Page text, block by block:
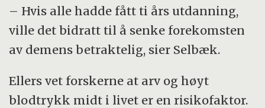
– Hvis alle hadde fått ti års utdanning,
ville det bidratt til å senke forekomsten
av demens betraktelig, sier Selbæk.
Ellers vet forskerne at arv og høyt
blodtrykk midt i livet er en risikofaktor.